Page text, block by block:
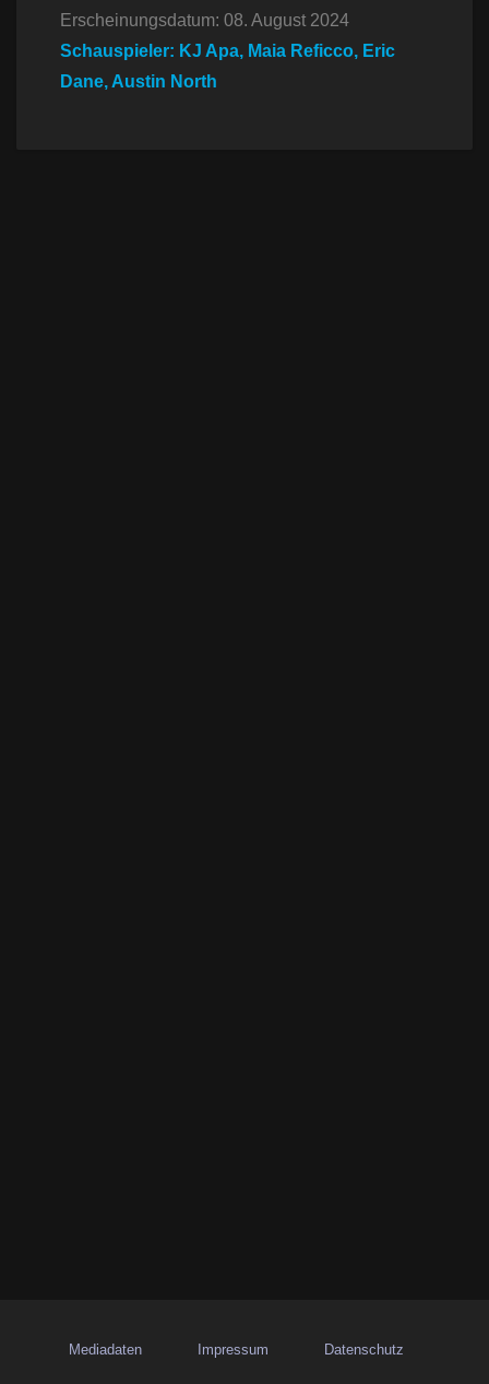
Erscheinungsdatum: 08. August 2024
Schauspieler: KJ Apa, Maia Reficco, Eric
Dane, Austin North
Mediadaten Impressum Datenschutz